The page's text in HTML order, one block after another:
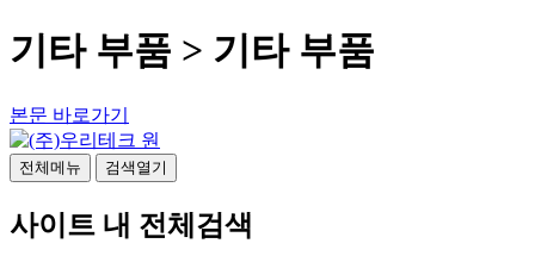
기타 부품 > 기타 부품
본문 바로가기
전체메뉴 검색열기
사이트 내 전체검색